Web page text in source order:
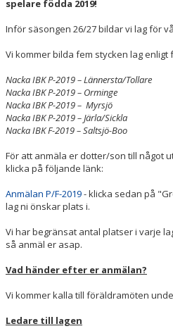
MATCHER
DOKUMENT
NACKA X
KLUBBSHOPEN
INNEBANDY PLAY
NACKAPOKALEN
DOMARE & MATCHLEDARE
spelare födda 2019!
Inför säsongen 26/27 bildar vi lag för
Vi kommer bilda fem stycken lag enligt
Nacka IBK P-2019 – Lännersta/Tollare
Nacka IBK P-2019 – Orminge
Nacka IBK P-2019 – Myrsjö
Nacka IBK P-2019 – Järla/Sickla
Nacka IBK F-2019 – Saltsjö-Boo
För att anmäla er dotter/son till något
klicka på följande länk:
Anmälan P/F-2019- klicka sedan på
lag ni önskar plats i.
Vi har begränsat antal platser i varje
så anmäl er asap.
Vad händer efter er anmälan?
Vi kommer kalla till föräldramöten
Ledare till lagen